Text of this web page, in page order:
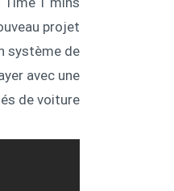
projet
système de
avec une
de voiture.